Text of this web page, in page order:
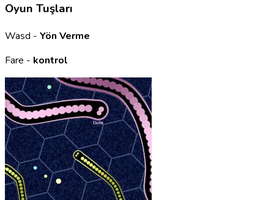
Oyun Tuşları
Wasd - Yön Verme
Fare - kontrol